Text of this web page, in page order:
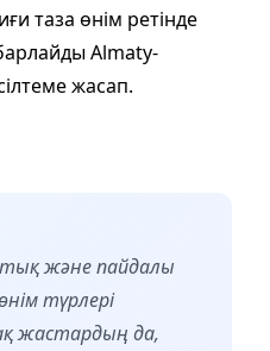
таза өнім ретінде
Almaty-
жасап.
және пайдалы
түрлері
жастардың да,